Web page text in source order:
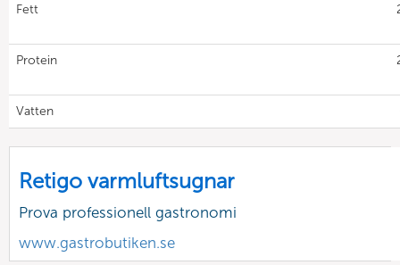
Fett
Protein
Vatten
Retigo varmluftsugnar
Prova professionell gastronomi
www.gastrobutiken.se